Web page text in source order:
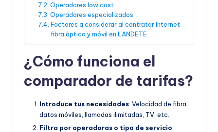
Operadores low cost
Operadores especializados
Factores a considerar al contratar Internet
fibra óptica y móvil en LANDETE
¿Cómo funciona el
comparador de tarifas?
Introduce tus necesidades: Velocidad de fibra,
datos móviles, llamadas ilimitadas, TV, etc.
Filtra por operadoras o tipo de servicio: